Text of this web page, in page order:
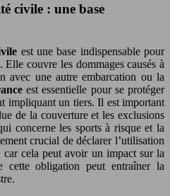
civile : une base
est une base indispensable pour
. Elle couvre les dommages causés à
avec une autre embarcation ou la
est essentielle pour se protéger
impliquant un tiers. Il est important
de la couverture et les exclusions
concerne les sports à risque et la
crucial de déclarer l’utilisation
car cela peut avoir un impact sur la
cette obligation peut entraîner la